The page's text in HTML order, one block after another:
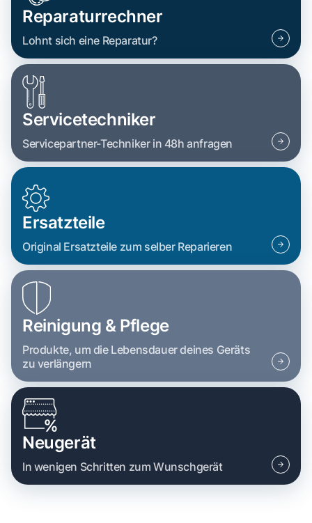
Reparaturrechner
Lohnt sich eine Reparatur?
Servicetechniker
Servicepartner-Techniker in 48h anfragen
Ersatzteile
Original Ersatzteile zum selber Reparieren
Reinigung & Pflege
Produkte, um die Lebensdauer deines Geräts
zu verlängern
Neugerät
In wenigen Schritten zum Wunschgerät